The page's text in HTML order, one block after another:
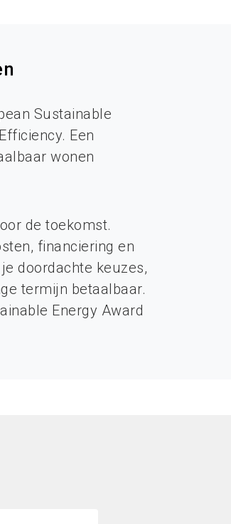
Sustainable
Een
wonen
de toekomst.
financiering en
doordachte keuzes,
termijn betaalbaar.
Energy Award